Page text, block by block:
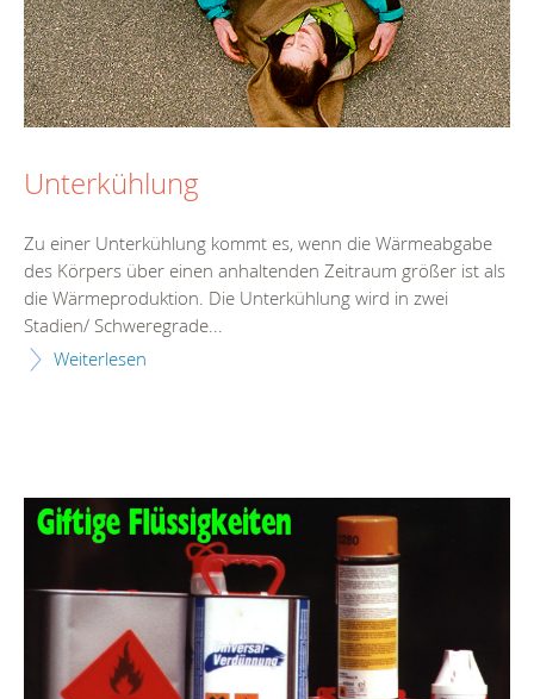
Unterkühlung
Zu einer Unterkühlung kommt es, wenn die Wärmeabgabe
des Körpers über einen anhaltenden Zeitraum größer ist als
die Wärmeproduktion. Die Unterkühlung wird in zwei
Stadien/ Schweregrade...
Weiterlesen